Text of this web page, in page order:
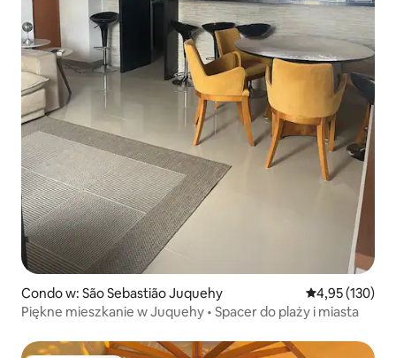
Condo w: São Sebastião Juquehy Średnia
4,95 (130)
Piękne mieszkanie w Juquehy • Spacer do plaży i miasta